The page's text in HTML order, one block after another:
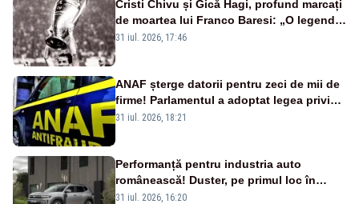
Cristi Chivu și Gică Hagi, profund marcați
de moartea lui Franco Baresi: „O legendă
a fotbalului mondial”
31 iul. 2026, 17:46
ANAF șterge datorii pentru zeci de mii de
firme! Parlamentul a adoptat legea privind
amnistia fiscală
31 iul. 2026, 18:21
Performanță pentru industria auto
românească! Duster, pe primul loc în
topul vânzărilor din Ucraina
31 iul. 2026, 16:20